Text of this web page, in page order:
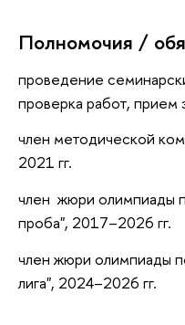
Полномочия /
проведение
проверка работ, прием
член методической
2021 гг.
член жюри олимпиады
проба", 2017–2026 гг.
член жюри олимпиады
лига", 2024–2026 гг.